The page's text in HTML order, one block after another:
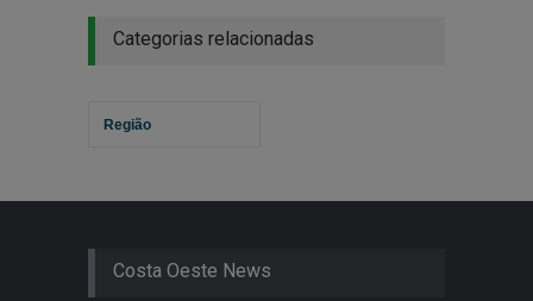
Categorias relacionadas
Região
Costa Oeste News